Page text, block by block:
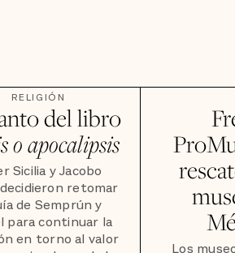
RELIGIÓN
del libro
o apocalipsis
Sicilia y Jacobo
retomar
de Semprún y
para continuar la
en torno al valor
Los